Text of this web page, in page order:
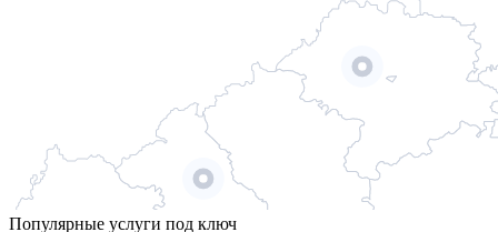
Популярные услуги под ключ